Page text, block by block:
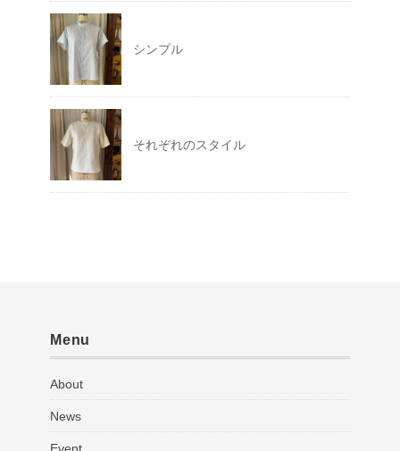
シンプル
それぞれのスタイル
Menu
About
News